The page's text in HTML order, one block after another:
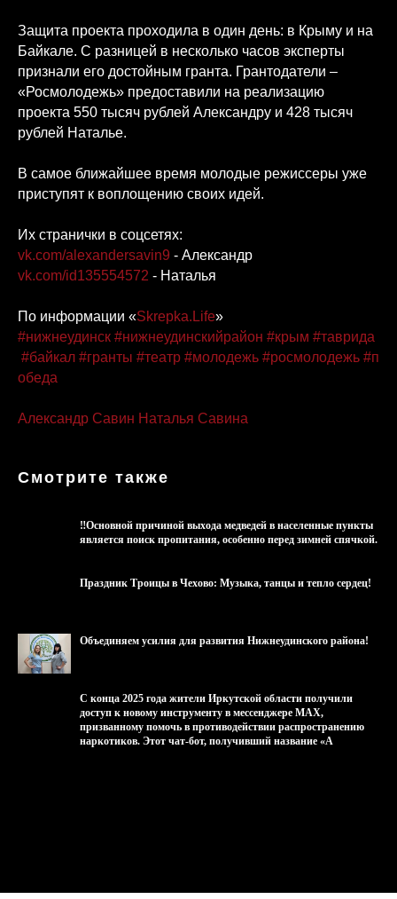
Защита проекта проходила в один день: в Крыму и на
Байкале. С разницей в несколько часов эксперты
признали его достойным гранта. Грантодатели –
«Росмолодежь» предоставили на реализацию
проекта 550 тысяч рублей Александру и 428 тысяч
рублей Наталье.
В самое ближайшее время молодые режиссеры уже
приступят к воплощению своих идей.
Их странички в соцсетях:
vk.com/alexandersavin9 - Александр
vk.com/id135554572 - Наталья
По информации «Skrepka.Life»
#нижнеудинск #нижнеудинскийрайон #крым #таврида
#байкал #гранты #театр #молодежь #росмолодежь #п
обеда
Александр Савин Наталья Савина
Смотрите также
‼Основной причиной выхода медведей в населенные пункты
является поиск пропитания, особенно перед зимней спячкой.
Праздник Троицы в Чехово: Музыка, танцы и тепло сердец!
Объединяем усилия для развития Нижнеудинского района!
С конца 2025 года жители Иркутской области получили
доступ к новому инструменту в мессенджере МАХ,
призванному помочь в противодействии распространению
наркотиков. Этот чат-бот, получивший название «А